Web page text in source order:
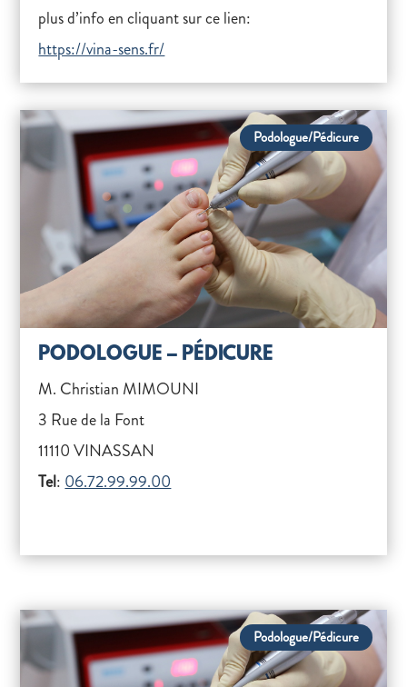
plus d’info en cliquant sur ce lien:
https://vina-sens.fr/
Podologue/Pédicure
PODOLOGUE – PÉDICURE
M. Christian MIMOUNI
3 Rue de la Font
11110 VINASSAN
Tel: 06.72.99.99.00
Podologue/Pédicure